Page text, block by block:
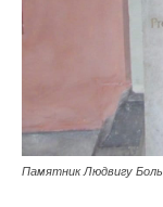
Памятник Людвигу